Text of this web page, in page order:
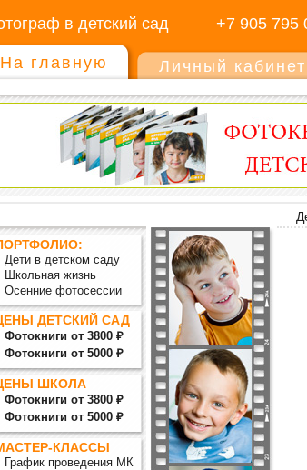
в детский сад +7 905 795
На главную Личный кабинет
Дети в детском саду
Школьная жизнь
Осенние фотосессии
ДЕТСКИЙ САД
Фотокниги от 3800 ₽
Фотокниги от 5000 ₽
ШКОЛА
Фотокниги от 3800 ₽
Фотокниги от 5000 ₽
КЛАССЫ
График проведения МК